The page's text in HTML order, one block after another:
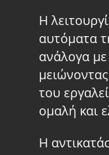
Η
αυτόματα
ανάλογα
του
ομαλή και
Η